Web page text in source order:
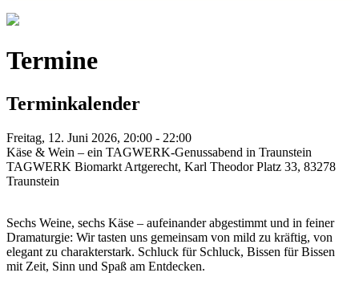
Termine
Terminkalender
Freitag, 12. Juni 2026, 20:00 - 22:00
Käse & Wein – ein TAGWERK-Genussabend in Traunstein
TAGWERK Biomarkt Artgerecht, Karl Theodor Platz 33, 83278
Traunstein
Sechs Weine, sechs Käse – aufeinander abgestimmt und in feiner
Dramaturgie: Wir tasten uns gemeinsam von mild zu kräftig, von
elegant zu charakterstark. Schluck für Schluck, Bissen für Bissen
mit Zeit, Sinn und Spaß am Entdecken.